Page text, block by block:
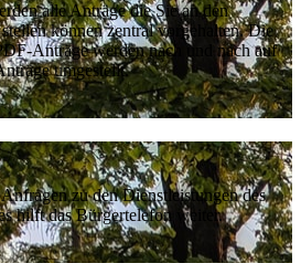
alle Anträge die Sie an den
können zentral vorgehalten. Die
Anträge werden nach und nach auf
umgestellt.
zu den Dienstleistungen des
hilft das Bürgertelefon weiter.